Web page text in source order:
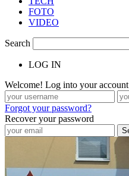
FOTO
VIDEO
Search
LOG IN
Welcome! Log into your account
Forgot your password?
Recover your password